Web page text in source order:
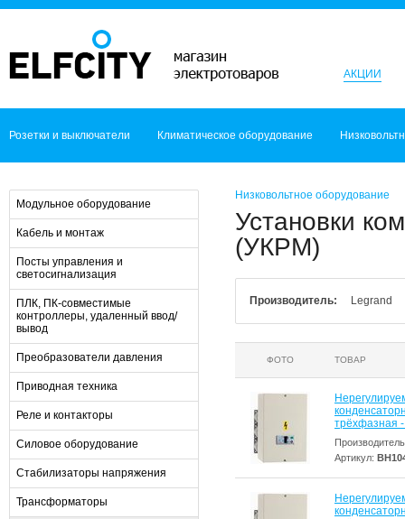
АКЦИИ
Розетки и выключатели Климатическое оборудование
Модульное оборудование
Кабель и монтаж
Посты управления и
светосигнализация
ПЛК, ПК-совместимые
контроллеры, удаленный ввод/
вывод
Преобразователи давления
Приводная техника
Реле и контакторы
Силовое оборудование
Стабилизаторы напряжения
Трансформаторы
Низковольтное оборудование
Установки
(УКРМ)
Производитель: Legrand
ФОТО ТОВАР
трёхфазная -
Артикул: